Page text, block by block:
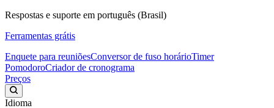
Respostas e suporte em português (Brasil)
Ferramentas grátis
Enquete para reuniõesConversor de fuso horárioTimer
PomodoroCriador de cronograma
Preços
Idioma